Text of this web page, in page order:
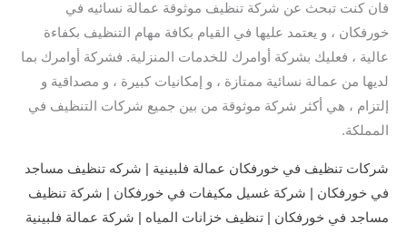
فان كنت تبحث عن شركة تنظيف موثوقة عمالة نسائيه في
خورفكان ، و يعتمد عليها في القيام بكافة مهام التنظيف بكفاءة
عالية ، فعليك بشركة أوامرك للخدمات المنزلية. فشركة أوامرك بما
لديها من عمالة نسائية ممتازة ، و إمكانيات كبيرة ، و مصداقية و
إلتزام ، هي أكثر شركة موثوقة من بين جميع شركات التنظيف في
المملكة.
شركات تنظيف في خورفكان عمالة فلبينية | شركه تنظيف مساجد
في خورفكان | شركة غسيل مكيفات في خورفكان | شركة تنظيف
مساجد في خورفكان | تنظيف خزانات المياه | شركة عمالة فلبينية